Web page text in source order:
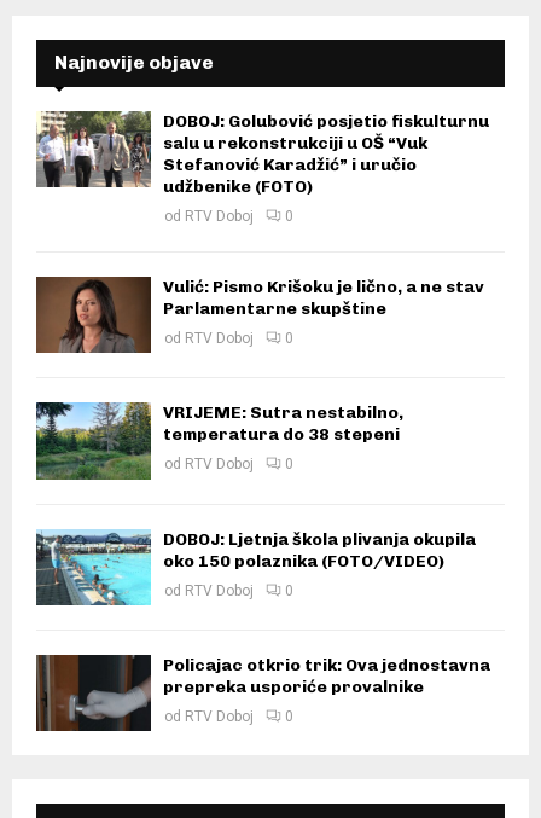
Najnovije objave
DOBOJ: Golubović posjetio fiskulturnu
salu u rekonstrukciji u OŠ “Vuk
Stefanović Karadžić” i uručio
udžbenike (FOTO)
od RTV Doboj 0
Vulić: Pismo Krišoku je lično, a ne stav
Parlamentarne skupštine
od RTV Doboj 0
VRIJEME: Sutra nestabilno,
temperatura do 38 stepeni
od RTV Doboj 0
DOBOJ: Ljetnja škola plivanja okupila
oko 150 polaznika (FOTO/VIDEO)
od RTV Doboj 0
Policajac otkrio trik: Ova jednostavna
prepreka usporiće provalnike
od RTV Doboj 0